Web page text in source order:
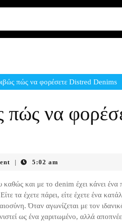
πώς να φορέσετε Distred Denims
να
5:02 am
καθώς και με το denim έχει κάνει
τα έχετε πάρει, είτε έχετε ένα
Όταν αγωνίζεται με τον
ως ένα χαριτωμένο, αλλά